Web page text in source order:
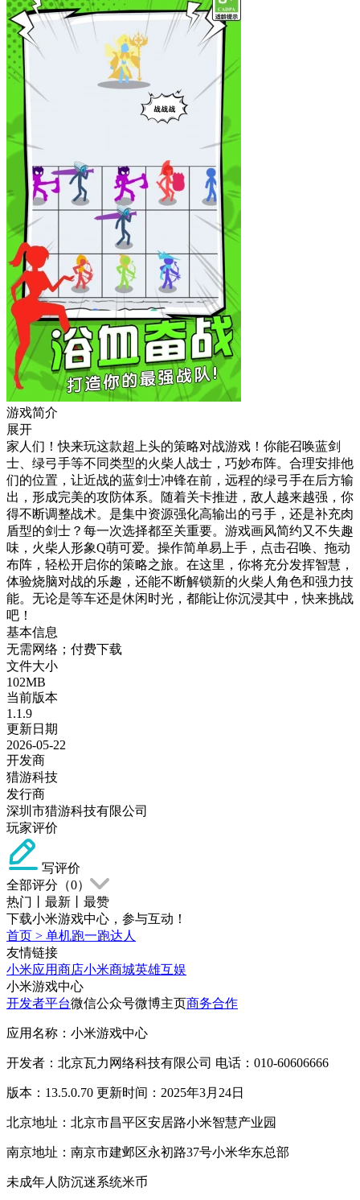
游戏简介
展开
家人们！快来玩这款超上头的策略对战游戏！你能召唤蓝剑
士、绿弓手等不同类型的火柴人战士，巧妙布阵。合理安排他
们的位置，让近战的蓝剑士冲锋在前，远程的绿弓手在后方输
出，形成完美的攻防体系。随着关卡推进，敌人越来越强，你
得不断调整战术。是集中资源强化高输出的弓手，还是补充肉
盾型的剑士？每一次选择都至关重要。游戏画风简约又不失趣
味，火柴人形象Q萌可爱。操作简单易上手，点击召唤、拖动
布阵，轻松开启你的策略之旅。在这里，你将充分发挥智慧，
体验烧脑对战的乐趣，还能不断解锁新的火柴人角色和强力技
能。无论是等车还是休闲时光，都能让你沉浸其中，快来挑战
吧！
基本信息
无需网络；付费下载
文件大小
102MB
当前版本
1.1.9
更新日期
2026-05-22
开发商
猎游科技
发行商
深圳市猎游科技有限公司
玩家评价
写评价
全部评分（0）
热门
最新
最赞
下载小米游戏中心，参与互动！
首页 > 单机跑一跑达人
友情链接
小米应用商店小米商城英雄互娱
小米游戏中心
开发者平台微信公众号微博主页商务合作
应用名称：小米游戏中心
开发者：北京瓦力网络科技有限公司 电话：010-60606666
版本：13.5.0.70 更新时间：2025年3月24日
北京地址：北京市昌平区安居路小米智慧产业园
南京地址：南京市建邺区永初路37号小米华东总部
未成年人防沉迷系统米币